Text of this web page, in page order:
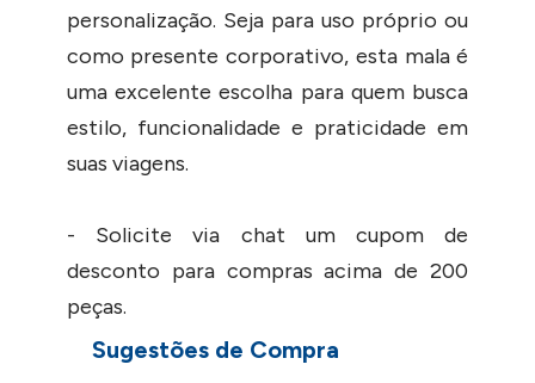
personalização. Seja para uso próprio ou
como presente corporativo, esta mala é
uma excelente escolha para quem busca
estilo, funcionalidade e praticidade em
suas viagens.
- Solicite via chat um cupom de
desconto para compras acima de 200
peças.
Sugestões de Compra